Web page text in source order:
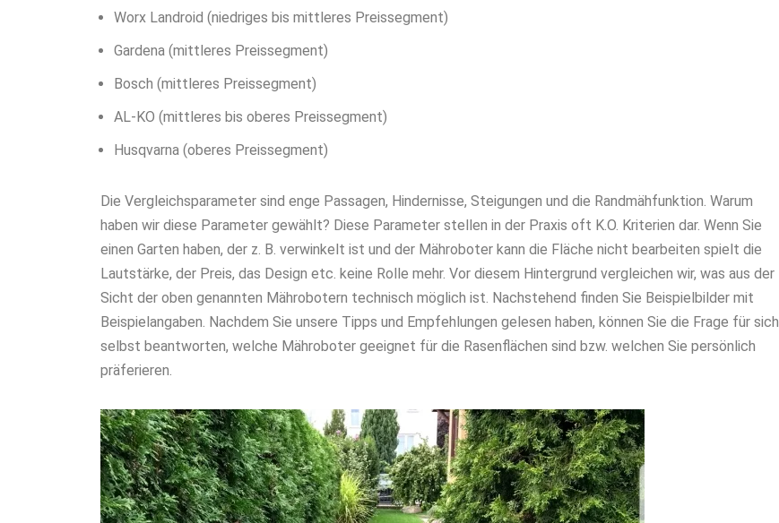
Worx Landroid (niedriges bis mittleres Preissegment)
Gardena (mittleres Preissegment)
Bosch (mittleres Preissegment)
AL-KO (mittleres bis oberes Preissegment)
Husqvarna (oberes Preissegment)
Die Vergleichsparameter sind enge Passagen, Hindernisse, Steigungen und die Randmähfunktion. Warum
haben wir diese Parameter gewählt? Diese Parameter stellen in der Praxis oft K.O. Kriterien dar. Wenn Sie
einen Garten haben, der z. B. verwinkelt ist und der Mähroboter kann die Fläche nicht bearbeiten spielt die
Lautstärke, der Preis, das Design etc. keine Rolle mehr. Vor diesem Hintergrund vergleichen wir, was aus der
Sicht der oben genannten Mährobotern technisch möglich ist. Nachstehend finden Sie Beispielbilder mit
Beispielangaben. Nachdem Sie unsere Tipps und Empfehlungen gelesen haben, können Sie die Frage für sich
selbst beantworten, welche Mähroboter geeignet für die Rasenflächen sind bzw. welchen Sie persönlich
präferieren.